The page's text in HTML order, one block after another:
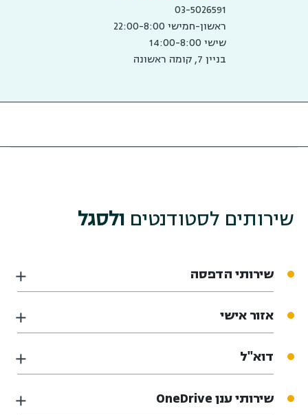
03-5026591
ראשון-חמישי 22:00-8:00
שישי 14:00-8:00
בניין 7, קומה ראשונה
שירותים לסטודנטים ולסגל
שירותי הדפסה
אזור אישי
דוא"ל
שירותי ענן OneDrive